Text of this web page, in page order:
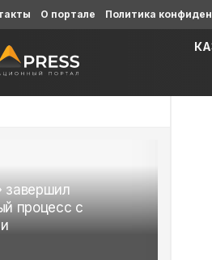
завершил
процесс с
О портале Политика